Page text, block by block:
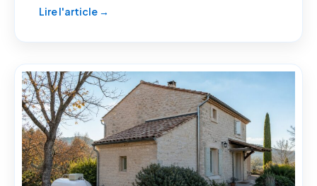
Lire l'article →